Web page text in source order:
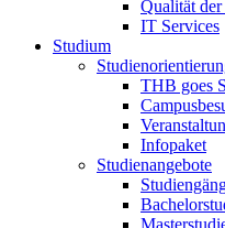
Qualität
IT Services
Studium
THB goes
Infopaket
Studienangebote